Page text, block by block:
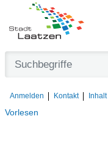
Vorlesen
Anmelden Kontakt Inhalt